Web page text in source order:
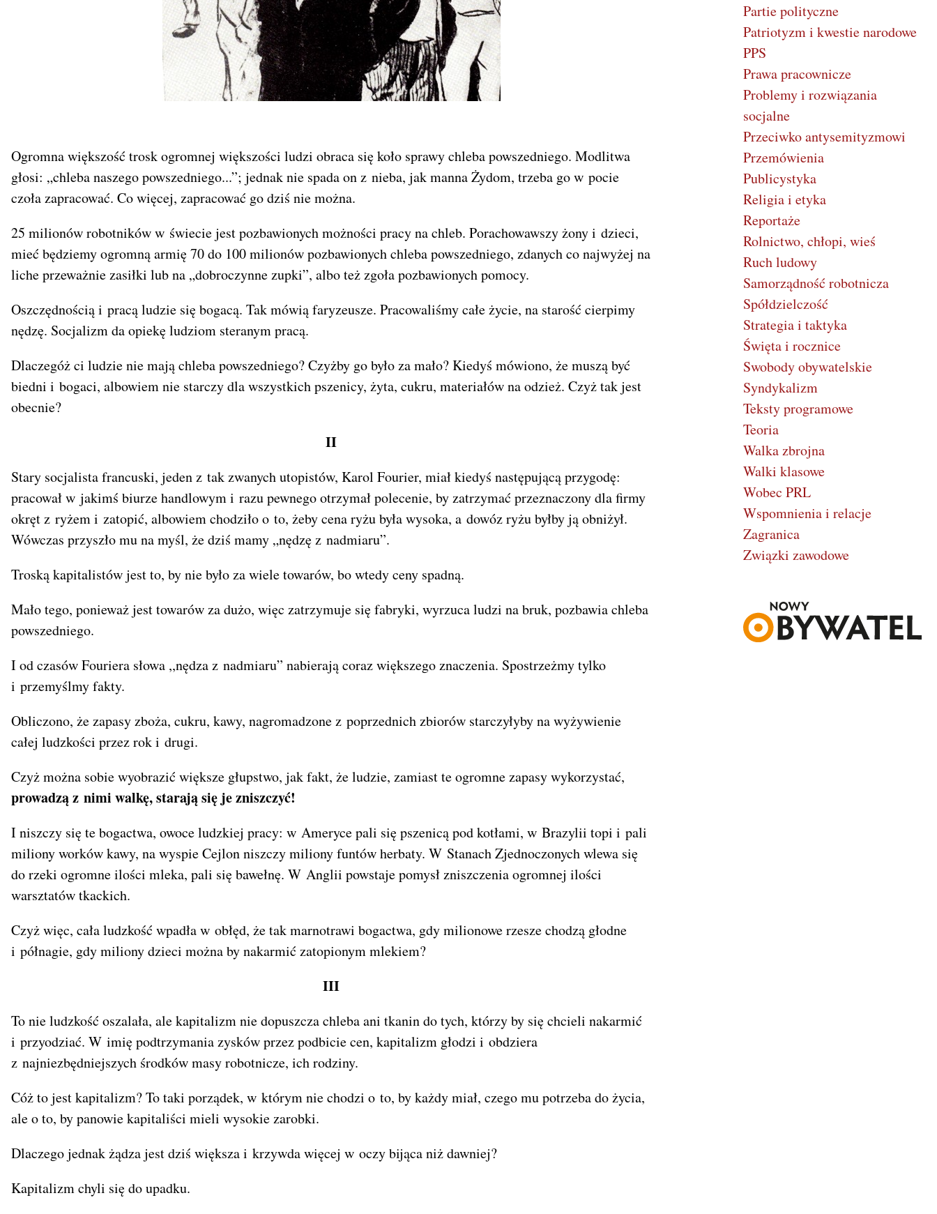
Ogromna większość trosk ogromnej większości ludzi obraca się koło sprawy chleba powszedniego. Modlitwa
głosi: „chleba naszego powszedniego...”; jednak nie spada on z nieba, jak manna Żydom, trzeba go w pocie
czoła zapracować. Co więcej, zapracować go dziś nie można.
25 milionów robotników w świecie jest pozbawionych możności pracy na chleb. Porachowawszy żony i dzieci,
mieć będziemy ogromną armię 70 do 100 milionów pozbawionych chleba powszedniego, zdanych co najwyżej na
liche przeważnie zasiłki lub na „dobroczynne zupki”, albo też zgoła pozbawionych pomocy.
Oszczędnością i pracą ludzie się bogacą. Tak mówią faryzeusze. Pracowaliśmy całe życie, na starość cierpimy
nędzę. Socjalizm da opiekę ludziom steranym pracą.
Dlaczegóż ci ludzie nie mają chleba powszedniego? Czyżby go było za mało? Kiedyś mówiono, że muszą być
biedni i bogaci, albowiem nie starczy dla wszystkich pszenicy, żyta, cukru, materiałów na odzież. Czyż tak jest
obecnie?
II
Stary socjalista francuski, jeden z tak zwanych utopistów, Karol Fourier, miał kiedyś następującą przygodę:
pracował w jakimś biurze handlowym i razu pewnego otrzymał polecenie, by zatrzymać przeznaczony dla firmy
okręt z ryżem i zatopić, albowiem chodziło o to, żeby cena ryżu była wysoka, a dowóz ryżu byłby ją obniżył.
Wówczas przyszło mu na myśl, że dziś mamy „nędzę z nadmiaru”.
Troską kapitalistów jest to, by nie było za wiele towarów, bo wtedy ceny spadną.
Mało tego, ponieważ jest towarów za dużo, więc zatrzymuje się fabryki, wyrzuca ludzi na bruk, pozbawia chleba
powszedniego.
I od czasów Fouriera słowa ,,nędza z nadmiaru” nabierają coraz większego znaczenia. Spostrzeżmy tylko
i przemyślmy fakty.
Obliczono, że zapasy zboża, cukru, kawy, nagromadzone z poprzednich zbiorów starczyłyby na wyżywienie
całej ludzkości przez rok i drugi.
Czyż można sobie wyobrazić większe głupstwo, jak fakt, że ludzie, zamiast te ogromne zapasy wykorzystać,
prowadzą z nimi walkę, starają się je zniszczyć!
I niszczy się te bogactwa, owoce ludzkiej pracy: w Ameryce pali się pszenicą pod kotłami, w Brazylii topi i pali
miliony worków kawy, na wyspie Cejlon niszczy miliony funtów herbaty. W Stanach Zjednoczonych wlewa się
do rzeki ogromne ilości mleka, pali się bawełnę. W Anglii powstaje pomysł zniszczenia ogromnej ilości
warsztatów tkackich.
Czyż więc, cała ludzkość wpadła w obłęd, że tak marnotrawi bogactwa, gdy milionowe rzesze chodzą głodne
i półnagie, gdy miliony dzieci można by nakarmić zatopionym mlekiem?
III
To nie ludzkość oszalała, ale kapitalizm nie dopuszcza chleba ani tkanin do tych, którzy by się chcieli nakarmić
i przyodziać. W imię podtrzymania zysków przez podbicie cen, kapitalizm głodzi i obdziera
z najniezbędniejszych środków masy robotnicze, ich rodziny.
Cóż to jest kapitalizm? To taki porządek, w którym nie chodzi o to, by każdy miał, czego mu potrzeba do życia,
ale o to, by panowie kapitaliści mieli wysokie zarobki.
Dlaczego jednak żądza jest dziś większa i krzywda więcej w oczy bijąca niż dawniej?
Kapitalizm chyli się do upadku.
Partie polityczne
Patriotyzm i kwestie narodowe
PPS
Prawa pracownicze
Problemy i rozwiązania
socjalne
Przeciwko antysemityzmowi
Przemówienia
Publicystyka
Religia i etyka
Reportaże
Rolnictwo, chłopi, wieś
Ruch ludowy
Samorządność robotnicza
Spółdzielczość
Strategia i taktyka
Święta i rocznice
Swobody obywatelskie
Syndykalizm
Teksty programowe
Teoria
Walka zbrojna
Walki klasowe
Wobec PRL
Wspomnienia i relacje
Zagranica
Związki zawodowe